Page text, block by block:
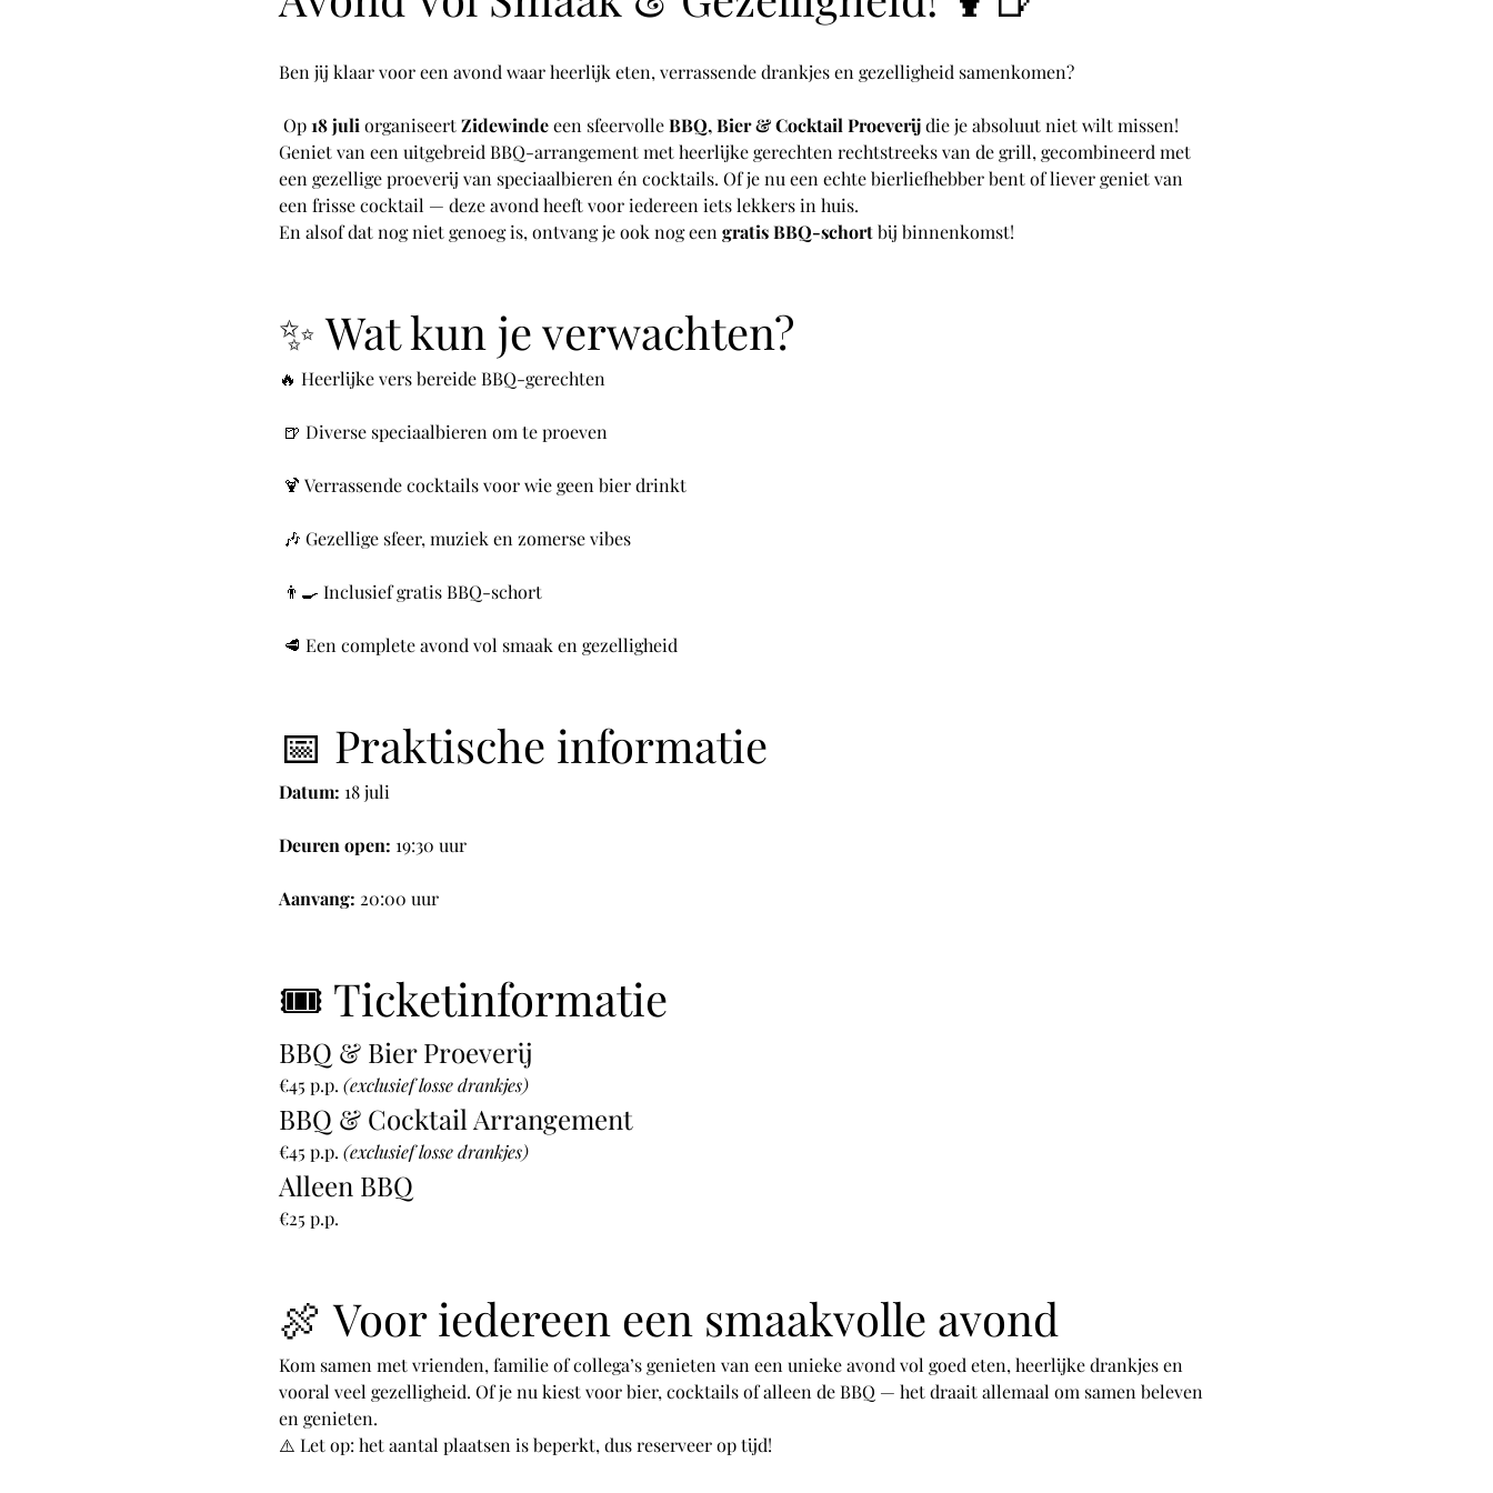
Ben jij klaar voor een avond waar heerlijk eten, verrassende drankjes en gezelligheid samenkomen?
Op 18 juli organiseert Zidewinde een sfeervolle BBQ, Bier & Cocktail Proeverij die je absoluut niet wilt missen!
Geniet van een uitgebreid BBQ-arrangement met heerlijke gerechten rechtstreeks van de grill, gecombineerd met
een gezellige proeverij van speciaalbieren én cocktails. Of je nu een echte bierliefhebber bent of liever geniet van
een frisse cocktail — deze avond heeft voor iedereen iets lekkers in huis.
En alsof dat nog niet genoeg is, ontvang je ook nog een gratis BBQ-schort bij binnenkomst!
✨ Wat kun je verwachten?
🔥 Heerlijke vers bereide BBQ-gerechten
🍺 Diverse speciaalbieren om te proeven
🍹 Verrassende cocktails voor wie geen bier drinkt
🎶 Gezellige sfeer, muziek en zomerse vibes
👨‍🍳 Inclusief gratis BBQ-schort
🥩 Een complete avond vol smaak en gezelligheid
📅 Praktische informatie
Datum: 18 juli
Deuren open: 19:30 uur
Aanvang: 20:00 uur
🎟 Ticketinformatie
BBQ & Bier Proeverij
€45 p.p. (exclusief losse drankjes)
BBQ & Cocktail Arrangement
€45 p.p. (exclusief losse drankjes)
Alleen BBQ
€25 p.p.
🍖 Voor iedereen een smaakvolle avond
Kom samen met vrienden, familie of collega’s genieten van een unieke avond vol goed eten, heerlijke drankjes en
vooral veel gezelligheid. Of je nu kiest voor bier, cocktails of alleen de BBQ — het draait allemaal om samen beleven
en genieten.
⚠️ Let op: het aantal plaatsen is beperkt, dus reserveer op tijd!